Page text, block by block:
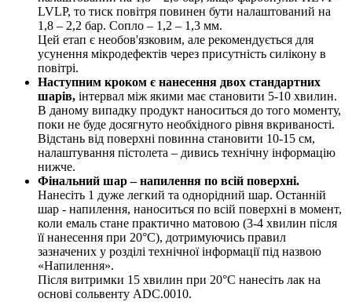
LVLP, то тиск повітря повинен бути налаштований на
1,8 – 2,2 бар. Сопло – 1,2 – 1,3 мм.
Цей етап є необов'язковим, але рекомендується для
усунення мікродефектів через присутність силікону в
повітрі.
Наступним кроком є нанесення двох стандартних
шарів, інтервал між якими має становити 5-10 хвилин.
В даному випадку продукт наноситься до того моменту,
поки не буде досягнуто необхідного рівня вкриваності.
Відстань від поверхні повинна становити 10-15 см,
налаштування пістолета – дивись технічну інформацію
нижче.
Фінальний шар – напилення по всій поверхні.
Нанесіть 1 дуже легкий та однорідний шар. Останній
шар - напилення, наноситься по всій поверхні в момент,
коли емаль стане практично матовою (3-4 хвилин після
її нанесення при 20°C), дотримуючись правил
зазначених у розділі технічної інформації під назвою
«Напилення».
Після витримки 15 хвилин при 20°C нанесіть лак на
основі сольвенту ADC.0010.